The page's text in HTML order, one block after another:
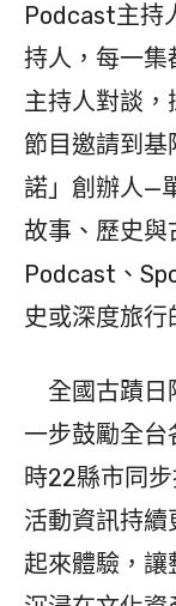
Podcast主持
持人，每一集
主持人對談
節目邀請到
諾」創辦人—
故事、歷史與
Podcast、
史或深度旅行
全國古蹟日
一步鼓勵全台
時22縣市同
活動資訊持
起來體驗，讓